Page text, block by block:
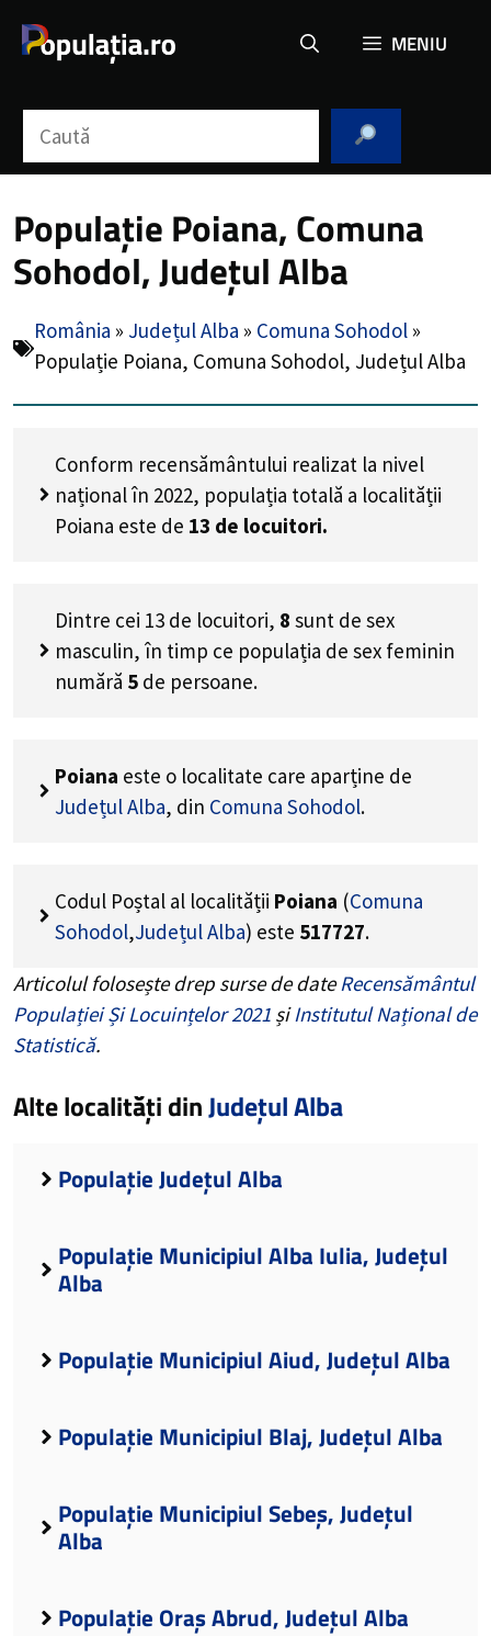
MENIU
Populație Poiana, Comuna
Sohodol, Județul Alba
România » Județul Alba » Comuna Sohodol »
Populație Poiana, Comuna Sohodol, Județul Alba
Conform recensământului realizat la nivel
național în 2022, populația totală a localității
Poiana este de 13 de locuitori.
Dintre cei 13 de locuitori, 8 sunt de sex
masculin, în timp ce populația de sex feminin
numără 5 de persoane.
Poiana este o localitate care aparține de
Județul Alba, din Comuna Sohodol.
Codul Poștal al localității Poiana (Comuna
Sohodol,Județul Alba) este 517727.
Articolul folosește drep surse de dateRecensământul
Populației Și Locuințelor 2021 șiInstitutul Național de
Statistică.
Alte localități dinJudețul Alba
Populație Județul Alba
Populație Municipiul Alba Iulia, Județul
Alba
Populație Municipiul Aiud, Județul Alba
Populație Municipiul Blaj, Județul Alba
Populație Municipiul Sebeș, Județul
Alba
Populație Oraș Abrud, Județul Alba